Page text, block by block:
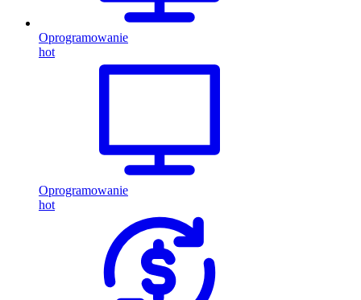
Oprogramowanie
hot
Oprogramowanie
hot